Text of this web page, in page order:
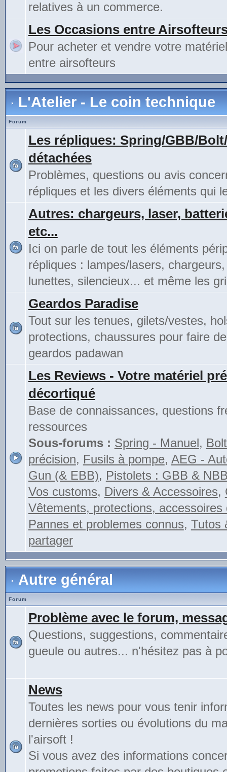
relatives à un commerce.
Les Occasions entre
Pour acheter et vendre votre
entre airsofteurs
L'Atelier - Le coin technique
Forum
Les répliques: Spring/GBB/
détachées
Problèmes, questions ou avis
répliques et les divers éléments qui
Autres: chargeurs, laser,
etc...
Ici on parle de tout les éléments
répliques : lampes/lasers,
lunettes, silencieux... et même les
Geardos Paradise
Tout sur les tenues, gilets/vestes,
protections, chaussures pour faire
geardos padawan
Les Reviews - Votre matériel
décortiqué
Base de connaissances, questions
ressources
Sous-forums : Spring - Manuel,
précision, Fusils à pompe, AEG -
Gun (& EBB), Pistolets : GBB &
Vos customs, Divers & Accessoires,
Vêtements, protections, accessoires
Pannes et problemes connus, Tutos
partager
Autre général
Forum
Problème avec le forum,
Questions, suggestions,
gueule ou autres... n'hésitez pas à
News
Toutes les news pour vous tenir
dernières sorties ou évolutions du
l'airsoft !
Si vous avez des informations